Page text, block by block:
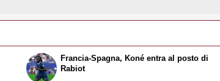
Francia-Spagna, Koné entra al posto di
Rabiot